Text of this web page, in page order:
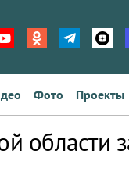
Фото Проекты
области